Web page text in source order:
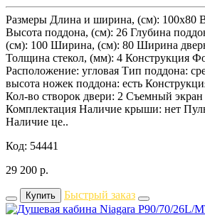
Размеры Длина и ширина, (см): 100x80
Высота поддона, (см): 26 Глубина
(см): 100 Ширина, (см): 80 Ширина
Толщина стекол, (мм): 4 Конструкция
Расположение: угловая Тип поддона:
высота ножек поддона: есть
Кол-во створок двери: 2 Съемный экран
Комплектация Наличие крыши: нет
Наличие це..
Код: 54441
29 200 р.
Купить Быстрый заказ